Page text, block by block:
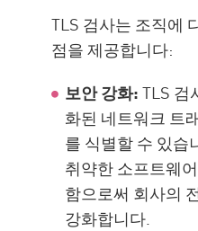
TLS 검사는 조직에
점을 제공합니다:
보안 강화:TLS 검
화된 네트워크 트
를 식별할 수 있습
취약한 소프트웨
함으로써 회사의
강화합니다.